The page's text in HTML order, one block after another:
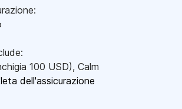
100 USD), Calm
dell'assicurazione